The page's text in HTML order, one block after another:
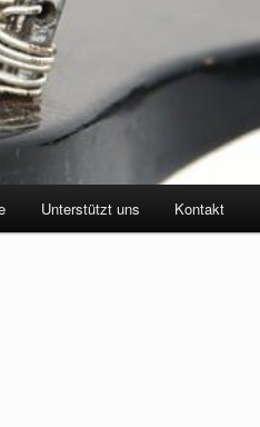
Unterstützt uns Kontakt